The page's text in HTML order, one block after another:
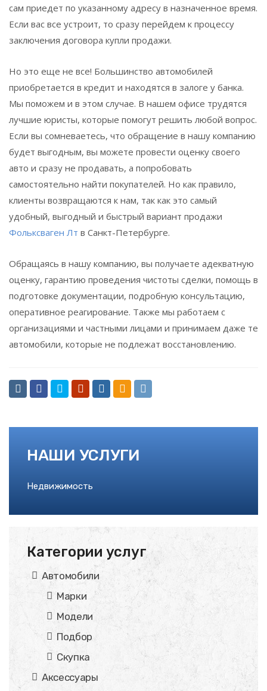
сам приедет по указанному адресу в назначенное время.
Если вас все устроит, то сразу перейдем к процессу
заключения договора купли продажи.
Но это еще не все! Большинство автомобилей
приобретается в кредит и находятся в залоге у банка.
Мы поможем и в этом случае. В нашем офисе трудятся
лучшие юристы, которые помогут решить любой вопрос.
Если вы сомневаетесь, что обращение в нашу компанию
будет выгодным, вы можете провести оценку своего
авто и сразу не продавать, а попробовать
самостоятельно найти покупателей. Но как правило,
клиенты возвращаются к нам, так как это самый
удобный, выгодный и быстрый вариант продажи
Фольксваген Лт в Санкт-Петербурге.
Обращаясь в нашу компанию, вы получаете адекватную
оценку, гарантию проведения чистоты сделки, помощь в
подготовке документации, подробную консультацию,
оперативное реагирование. Также мы работаем с
организациями и частными лицами и принимаем даже те
автомобили, которые не подлежат восстановлению.
НАШИ УСЛУГИ
Недвижимость
Категории услуг
Автомобили
Марки
Модели
Подбор
Скупка
Аксессуары